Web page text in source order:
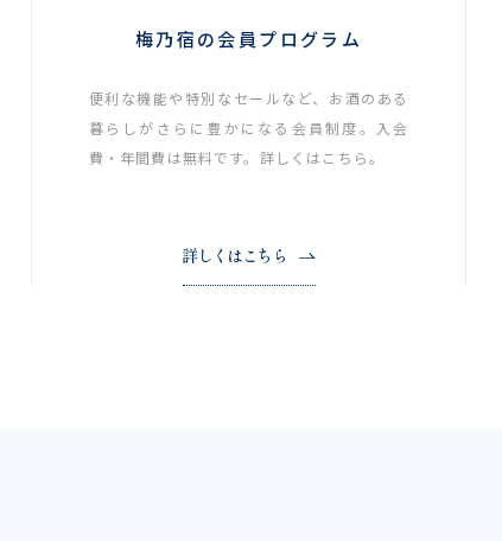
梅乃宿の会員プログラム
便利な機能や特別なセールなど、お酒のある
暮らしがさらに豊かになる会員制度。入会
費・年間費は無料です。詳しくはこちら。
詳しくはこちら